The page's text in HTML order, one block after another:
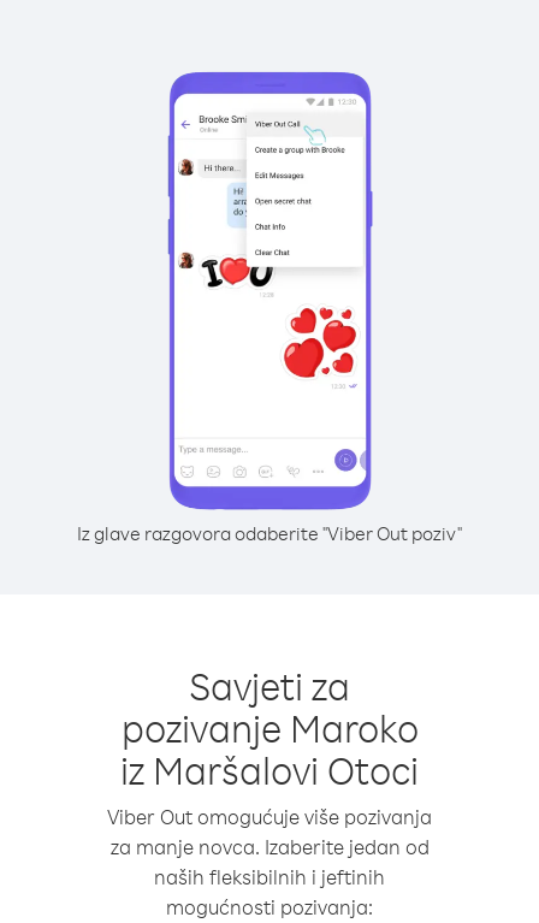
Iz glave razgovora odaberite "Viber Out poziv"
Savjeti za
pozivanje Maroko
iz Maršalovi Otoci
Viber Out omogućuje više pozivanja
za manje novca. Izaberite jedan od
naših fleksibilnih i jeftinih
mogućnosti pozivanja: